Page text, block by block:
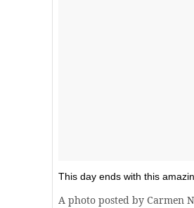
This day ends with this
A photo posted by Carmen